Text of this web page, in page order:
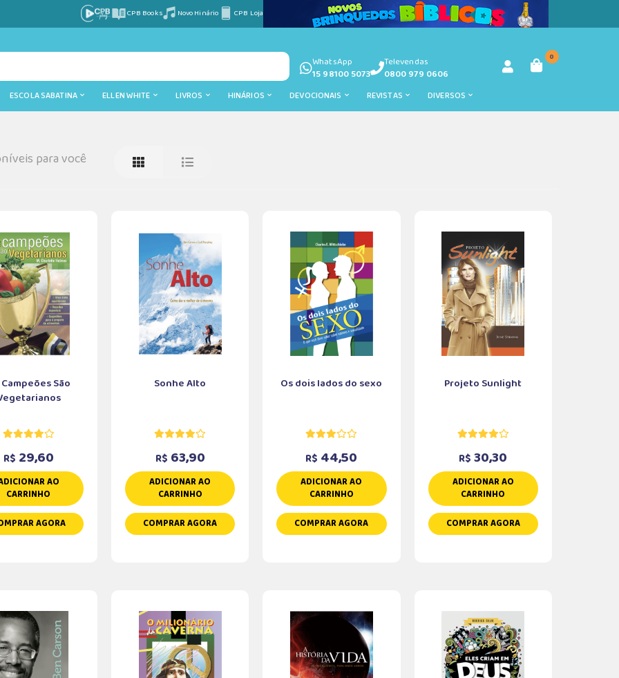
CPB Books Novo Hinário CPB Loja
WhatsApp
15 98100 5073
Televendas
0800 979 0606
0
ESCOLA SABATINA ELLEN WHITE LIVROS HINÁRIOS DEVOCIONAIS REVISTAS DIVERSOS
para você
São
R$ 29,60
AO
CARRINHO
AGORA
Sonhe Alto
R$ 63,90
ADICIONAR AO
CARRINHO
COMPRAR AGORA
Os dois lados do sexo
R$ 44,50
ADICIONAR AO
CARRINHO
COMPRAR AGORA
Projeto Sunlight
R$ 30,30
ADICIONAR AO
CARRINHO
COMPRAR AGORA